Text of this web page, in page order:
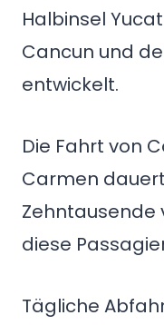
Halbinsel
Cancun und
entwickelt.
Die Fahrt von
Carmen
Zehntausende
diese
Tägliche